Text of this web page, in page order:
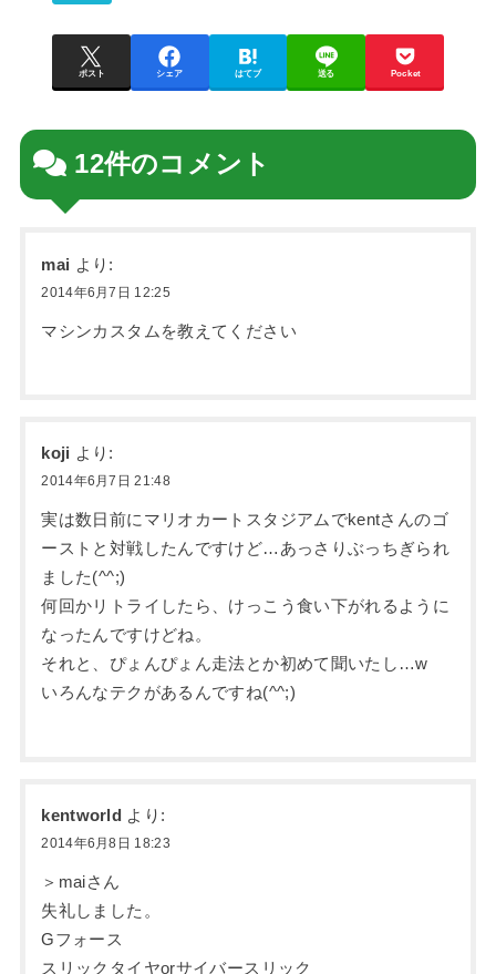
ポスト シェア はてブ 送る Pocket
12件のコメント
mai より:
2014年6月7日 12:25
マシンカスタムを教えてください
koji より:
2014年6月7日 21:48
実は数日前にマリオカートスタジアムでkentさんのゴ
ーストと対戦したんですけど…あっさりぶっちぎられ
ました(^^;)
何回かリトライしたら、けっこう食い下がれるように
なったんですけどね。
それと、ぴょんぴょん走法とか初めて聞いたし…w
いろんなテクがあるんですね(^^;)
kentworld より:
2014年6月8日 18:23
＞maiさん
失礼しました。
Gフォース
スリックタイヤorサイバースリック